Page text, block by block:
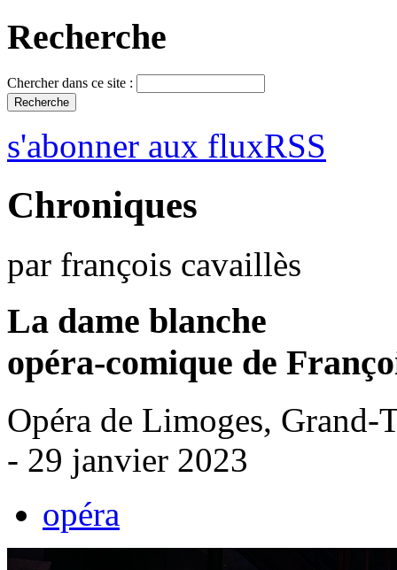
Recherche
Chercher dans ce site :
s'abonner aux fluxRSS
Chroniques
par françois cavaillès
La dame blanche
opéra-comique de
Opéra de Limoges, Grand-
- 29 janvier 2023
opéra